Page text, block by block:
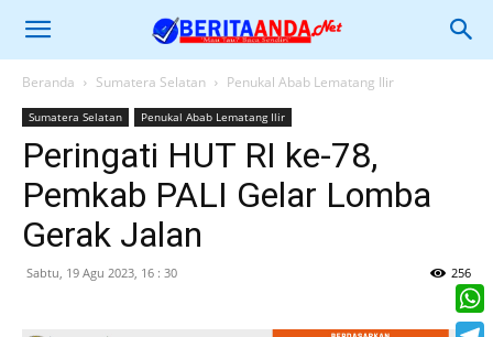
Beranda Sumatera Selatan Penukal Abab Lematang Ilir
Sumatera Selatan Penukal Abab Lematang Ilir
Peringati HUT RI ke-78,
Pemkab PALI Gelar Lomba
Gerak Jalan
Sabtu, 19 Agu 2023, 16 : 30 256